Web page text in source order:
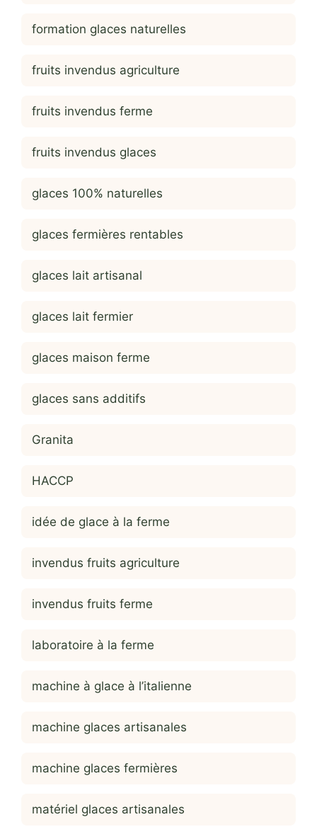
formation glaces naturelles
fruits invendus agriculture
fruits invendus ferme
fruits invendus glaces
glaces 100% naturelles
glaces fermières rentables
glaces lait artisanal
glaces lait fermier
glaces maison ferme
glaces sans additifs
Granita
HACCP
idée de glace à la ferme
invendus fruits agriculture
invendus fruits ferme
laboratoire à la ferme
machine à glace à l’italienne
machine glaces artisanales
machine glaces fermières
matériel glaces artisanales